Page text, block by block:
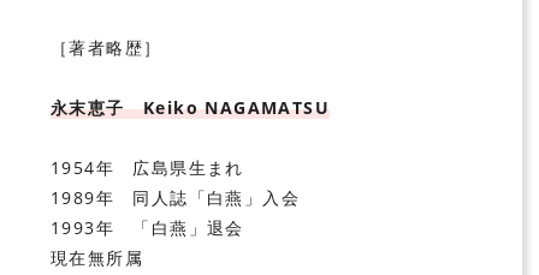
［著者略歴］
永末恵子 Keiko NAGAMATSU
1954年 広島県生まれ
1989年 同人誌「白燕」入会
1993年 「白燕」退会
現在無所属